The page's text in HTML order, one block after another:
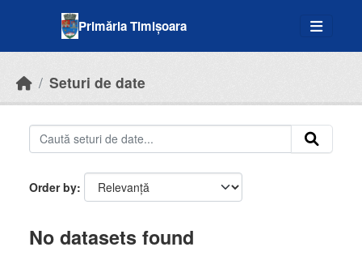
Primăria Timișoara
Seturi de date
Order by
No datasets found